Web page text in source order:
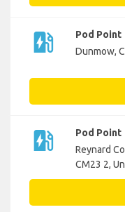
ev_station
Pod Point
Dunmow,
ev_station
Pod Point
Reynard
CM23 2,